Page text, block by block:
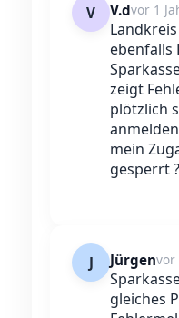
V V.dvor 1
ebenfalls
zeigt
plötzlich
mein
gesperrt
J Jürgenvor
gleiches